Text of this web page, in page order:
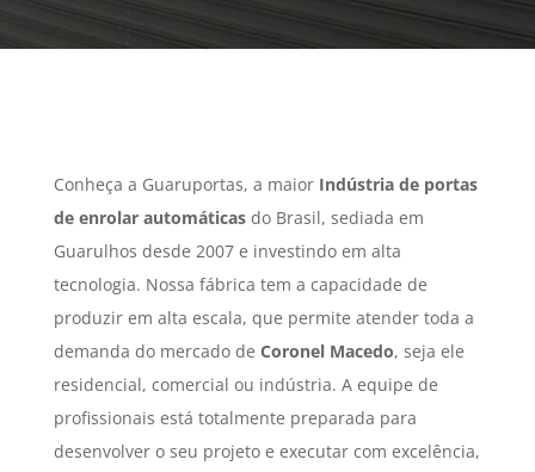
Conheça a Guaruportas, a maior Indústria de portas
de enrolar automáticasdo Brasil, sediada em
Guarulhos desde 2007 e investindo em alta
tecnologia. Nossa fábrica tem a capacidade de
produzir em alta escala, que permite atender toda a
demanda do mercado de Coronel Macedo, seja ele
residencial, comercial ou indústria. A equipe de
profissionais está totalmente preparada para
desenvolver o seu projeto e executar com excelência,